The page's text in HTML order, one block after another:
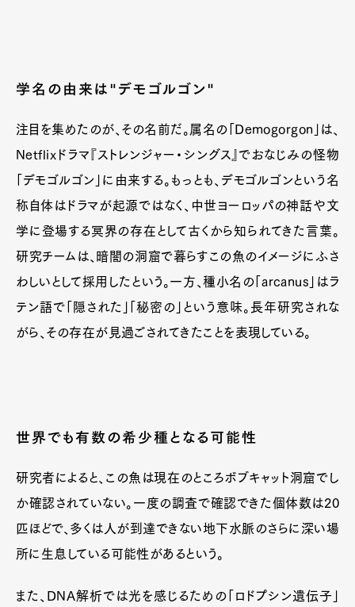
学名の由来は"デモゴルゴン"
注目を集めたのが、その名前だ。属名の「Demogorgon」は、
Netflixドラマ『ストレンジャー・シングス』でおなじみの怪物
「デモゴルゴン」に由来する。もっとも、デモゴルゴンという名
称自体はドラマが起源ではなく、中世ヨーロッパの神話や文
学に登場する冥界の存在として古くから知られてきた言葉。
研究チームは、暗闇の洞窟で暮らすこの魚のイメージにふさ
わしいとして採用したという。一方、種小名の「arcanus」はラ
テン語で「隠された」「秘密の」という意味。長年研究されな
がら、その存在が見過ごされてきたことを表現している。
世界でも有数の希少種となる可能性
研究者によると、この魚は現在のところボブキャット洞窟でし
か確認されていない。一度の調査で確認できた個体数は20
匹ほどで、多くは人が到達できない地下水脈のさらに深い場
所に生息している可能性があるという。
また、DNA解析では光を感じるための「ロドプシン遺伝子」